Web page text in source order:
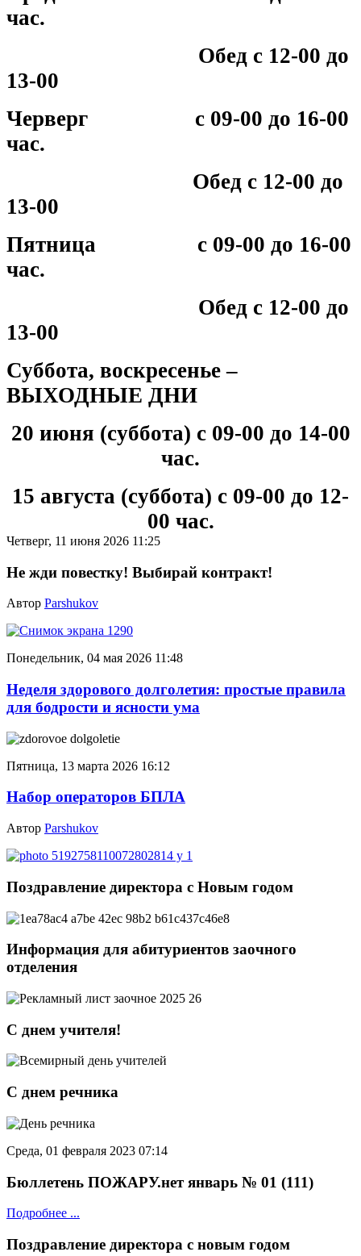
час.
Обед с 12-00 до
13-00
Черверг с 09-00 до 16-00
час.
Обед с 12-00 до
13-00
Пятница с 09-00 до 16-00
час.
Обед с 12-00 до
13-00
Суббота, воскресенье –
ВЫХОДНЫЕ ДНИ
20 июня (суббота) с 09-00 до 14-00
час.
15 августа (суббота) с 09-00 до 12-
00 час.
Четверг, 11 июня 2026 11:25
Не жди повестку! Выбирай контракт!
Автор Parshukov
Понедельник, 04 мая 2026 11:48
Неделя здорового долголетия: простые правила
для бодрости и ясности ума
Пятница, 13 марта 2026 16:12
Набор операторов БПЛА
Автор Parshukov
Поздравление директора с Новым годом
Информация для абитуриентов заочного
отделения
С днем учителя!
С днем речника
Среда, 01 февраля 2023 07:14
Бюллетень ПОЖАРУ.нет январь № 01 (111)
Подробнее ...
Поздравление директора с новым годом